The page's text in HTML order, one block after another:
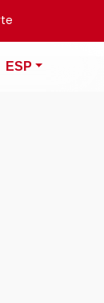
ESP